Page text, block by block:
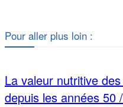
Pour aller plus loin :
La valeur nutritive
depuis les années 50